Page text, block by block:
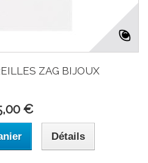
ZAG BIJOUX
€
Détails